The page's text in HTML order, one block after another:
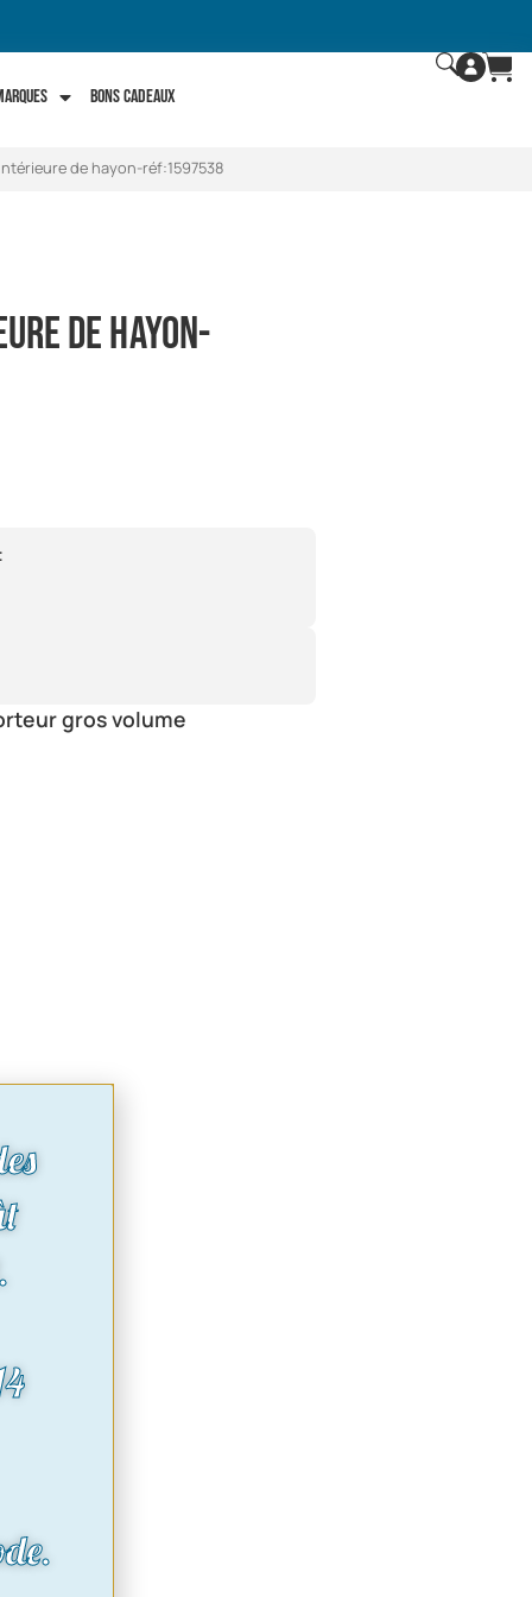
Bons Cadeaux
de hayon-réf:1597538
de hayon-
gros volume